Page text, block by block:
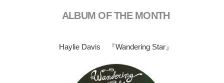
ALBUM OF THE MONTH
Haylie Davis 『Wandering Star』